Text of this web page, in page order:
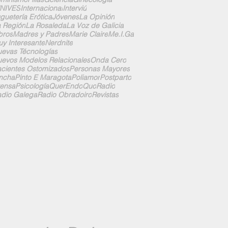
InternacionalInterviú
EróticaJóvenesLa Opinión
RegiónLa RosaledaLa Voz de Galicia
Madres y PadresMarie ClaireMe.I.Ga
InteresanteNerdnite
Técnologías
Modelos RelacionalesOnda Cero
OstomizadosPersonas Mayores
Pinto E MaragotaPoliamorPostparto
PsicologíaQuerEndoQuoRadio
GalegaRadio ObradoiroRevistas